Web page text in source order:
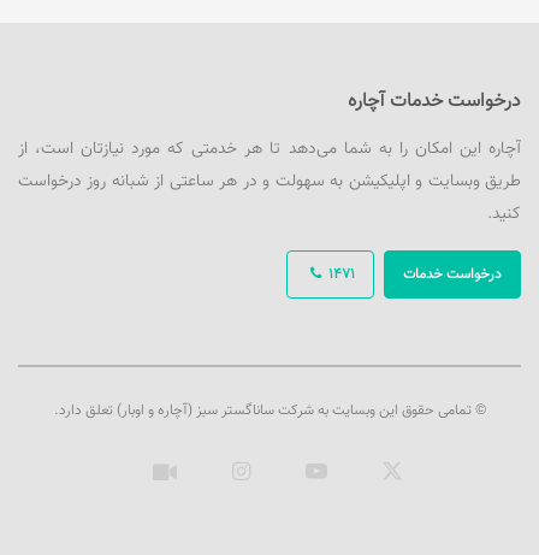
درخواست خدمات آچاره
آچاره این امکان را به شما می‌دهد تا هر خدمتی که مورد نیازتان است، از
طریق وبسایت و اپلیکیشن به سهولت و در هر ساعتی از شبانه روز درخواست
کنید.
1471 درخواست خدمات
© تمامی حقوق این وبسایت به شرکت ساناگستر سبز (آچاره و اوبار) تعلق دارد.
یوتیوب اینستاگرام